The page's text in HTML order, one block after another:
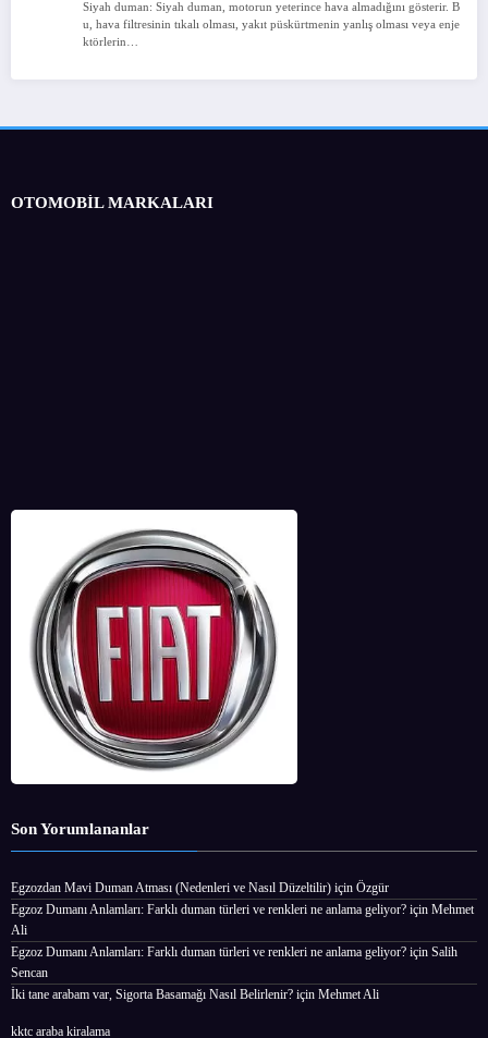
Siyah duman: Siyah duman, motorun yeterince hava almadığını gösterir. B
u, hava filtresinin tıkalı olması, yakıt püskürtmenin yanlış olması veya enje
ktörlerin…
OTOMOBİL MARKALARI
Son Yorumlananlar
Egzozdan Mavi Duman Atması (Nedenleri ve Nasıl Düzeltilir) için Özgür
Egzoz Dumanı Anlamları: Farklı duman türleri ve renkleri ne anlama geliyor? için Mehmet
Ali
Egzoz Dumanı Anlamları: Farklı duman türleri ve renkleri ne anlama geliyor? için Salih
Sencan
İki tane arabam var, Sigorta Basamağı Nasıl Belirlenir? için Mehmet Ali
kktc araba kiralama